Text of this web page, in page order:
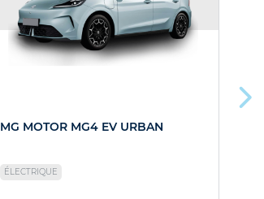
MG MOTOR MG4 EV URBAN
ÉLECTRIQUE